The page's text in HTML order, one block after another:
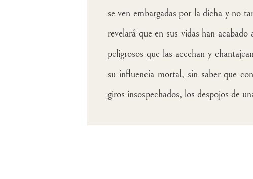
se ven embargadas por la dicha y no
revelará que en sus vidas han
peligrosos que las acechan y
su influencia mortal, sin saber que
giros insospechados, los despojos de